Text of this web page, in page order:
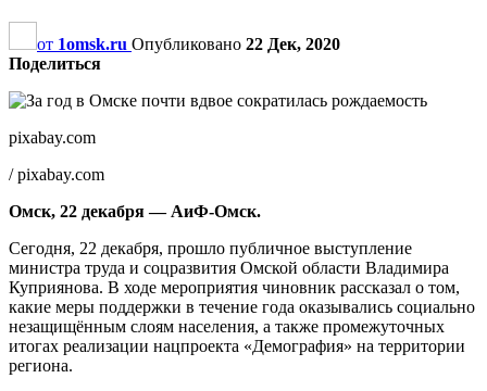
от 1omsk.ru Опубликовано 22 Дек, 2020
Поделиться
pixabay.com
/ pixabay.com
Омск, 22 декабря — АиФ-Омск.
Сегодня, 22 декабря, прошло публичное выступление
министра труда и соцразвития Омской области Владимира
Куприянова. В ходе мероприятия чиновник рассказал о том,
какие меры поддержки в течение года оказывались социально
незащищённым слоям населения, а также промежуточных
итогах реализации нацпроекта «Демография» на территории
региона.